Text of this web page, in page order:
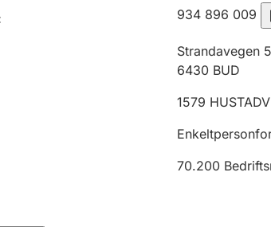
934 896 009
Strandavegen
6430 BUD
1579
70.200